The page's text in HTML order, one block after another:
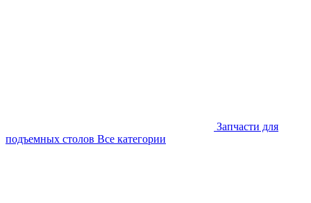
Запчасти для
подъемных столов Все категории